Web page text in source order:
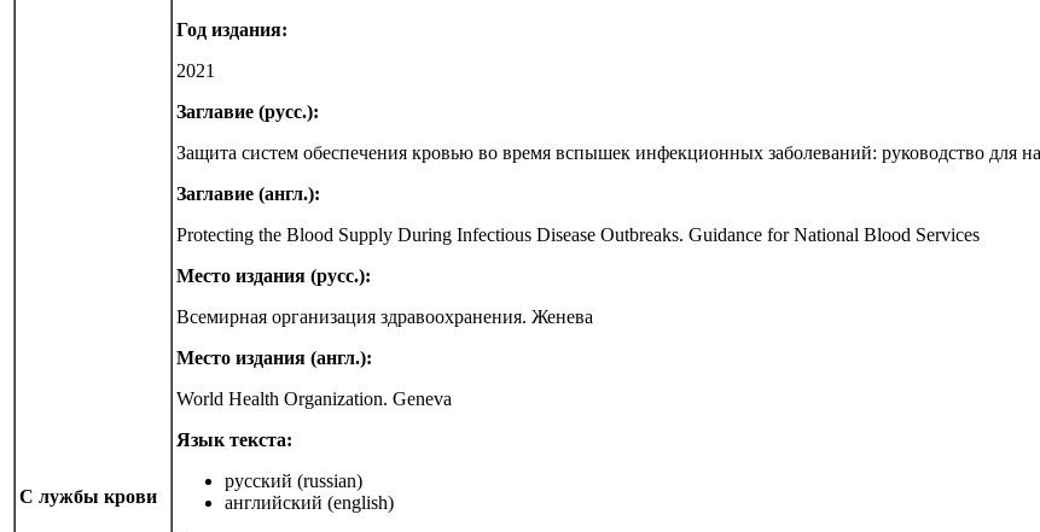
С лужбы крови
Год издания:
2021
Заглавие (русс.):
Защита систем обеспечения кровью во время вспышек инфекционных заболеваний: руководство для
Заглавие (англ.):
Protecting the Blood Supply During Infectious Disease Outbreaks. Guidance for National Blood Services
Место издания (русс.):
Всемирная организация здравоохранения. Женева
Место издания (англ.):
World Health Organization. Geneva
Язык текста:
русский (russian)
английский (english)